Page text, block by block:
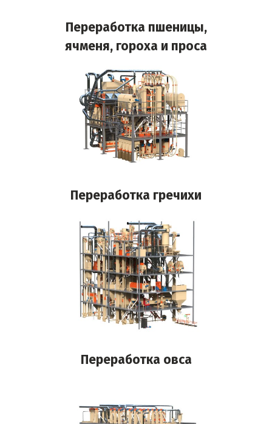
Переработка пшеницы,
ячменя, гороха и проса
Переработка гречихи
Переработка овса